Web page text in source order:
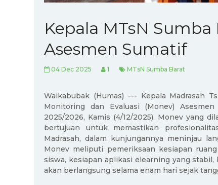
Kepala MTsN
Asesmen Sumatif
04 Dec 2025 1 MTsN Sumba Barat
Waikabubak (Humas) --- Kepala Madrasah
Monitoring dan Evaluasi (Monev)
2025/2026, Kamis (4/12/2025). Monev yang
bertujuan untuk memastikan
Madrasah, dalam kunjungannya meninjau
Monev meliputi pemeriksaan kesiapan
siswa, kesiapan aplikasi elearning yang
akan berlangsung selama enam hari sejak